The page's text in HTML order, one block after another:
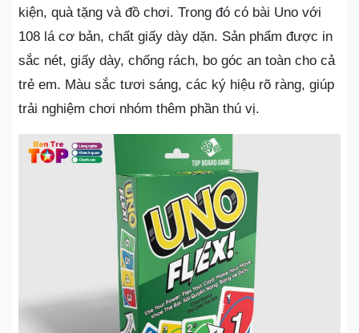
kiện, quà tặng và đồ chơi. Trong đó có bài Uno với
108 lá cơ bản, chất giấy dày dặn. Sản phẩm được in
sắc nét, giấy dày, chống rách, bo góc an toàn cho cả
trẻ em. Màu sắc tươi sáng, các ký hiệu rõ ràng, giúp
trải nghiệm chơi nhóm thêm phần thú vị.